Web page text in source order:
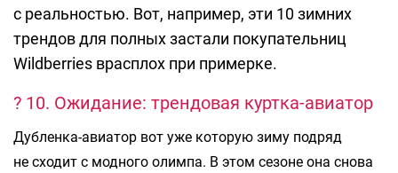
с реальностью. Вот, например, эти 10 зимних
трендов для полных застали покупательниц
Wildberries врасплох при примерке.
? 10. Ожидание: трендовая куртка-авиатор
Дубленка-авиатор вот уже которую зиму подряд
не сходит с модного олимпа. В этом сезоне она снова